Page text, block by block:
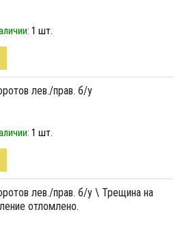
1 шт.
лев./прав. б/у
1 шт.
отломлено.